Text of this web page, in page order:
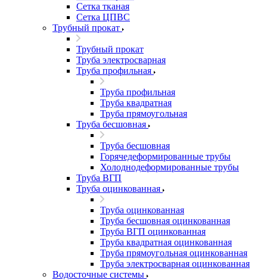
Сетка тканая
Сетка ЦПВС
Трубный прокат
Трубный прокат
Труба электросварная
Труба профильная
Труба профильная
Труба квадратная
Труба прямоугольная
Труба бесшовная
Труба бесшовная
Горячедеформированные трубы
Холоднодеформированные трубы
Труба ВГП
Труба оцинкованная
Труба оцинкованная
Труба бесшовная оцинкованная
Труба ВГП оцинкованная
Труба квадратная оцинкованная
Труба прямоугольная оцинкованная
Труба электросварная оцинкованная
Водосточные системы